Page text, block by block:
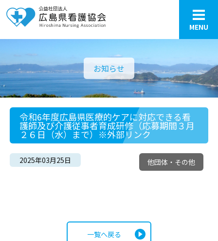
MENU
お知らせ
令和6年度広島県医療的ケアに対応できる看
護師及び介護従事者育成研修（応募期間３月
２６日（水）まで）※外部リンク
2025年03月25日 他団体・その他
一覧へ戻る